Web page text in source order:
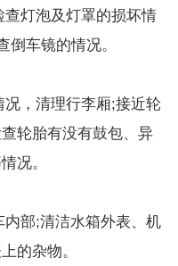
灯泡及灯罩的损坏情
倒车镜的情况。
，清理行李厢;接近轮
轮胎有没有鼓包、异
况。
部;清洁水箱外表、机
的杂物。